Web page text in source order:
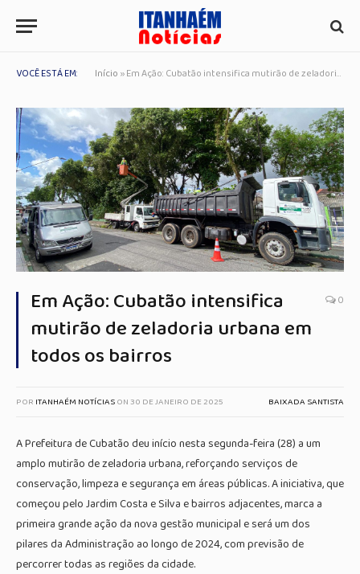
VOCÊ ESTÁ EM: Início »Em Ação: Cubatão intensifica mutirão de zeladoria urbana em todos os bairros
Em Ação: Cubatão intensifica
mutirão de zeladoria urbana em
todos os bairros
0
POR ITANHAÉM NOTÍCIASON 30 DE JANEIRO DE 2025 BAIXADA SANTISTA
A Prefeitura de Cubatão deu início nesta segunda-feira (28) a um
amplo mutirão de zeladoria urbana, reforçando serviços de
conservação, limpeza e segurança em áreas públicas. A iniciativa, que
começou pelo Jardim Costa e Silva e bairros adjacentes, marca a
primeira grande ação da nova gestão municipal e será um dos
pilares da Administração ao longo de 2024, com previsão de
percorrer todas as regiões da cidade.